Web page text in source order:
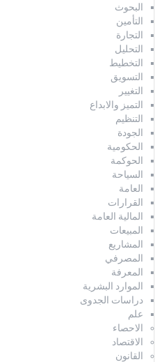
البحوث
التأمين
التجارة
التحليل
التخطيط
التسويق
التغيير
التميز والابداع
التنظيم
الجودة
الحكومية
الحوكمة
السياحة
العامة
القرارات
المالية العامة
المبيعات
المشاريع
المصرفي
المعرفة
الموارد البشرية
دراسات الجدوى
علم
الاحصاء
الاقتصاد
القانون